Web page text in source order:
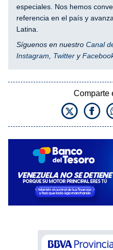
especiales. Nos hemos
referencia en el país y
Latina.
Síguenos en nuestro Canal
Instagram
Twitter y
Comparte